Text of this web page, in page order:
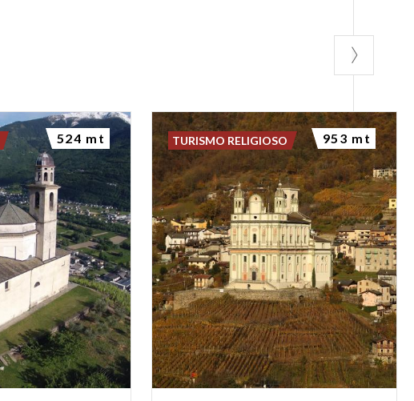
524 mt TURISMO RELIGIOSO 953 mt